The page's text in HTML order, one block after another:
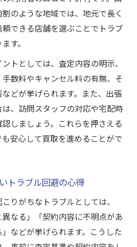
のような地域では、地元で長く
できる店舗を選ぶことでトラブ
す。
トとしては、査定内容の明示、
数料やキャンセル料の有無、そ
どが挙げられます。また、出張
、訪問スタッフの対応や宅配時
しましょう。これらを押さえる
安心して買取を進めることがで
トラブル回避の心得
りがちなトラブルとしては、
異なる」「契約内容に不明点があ
などが挙げられます。こうした